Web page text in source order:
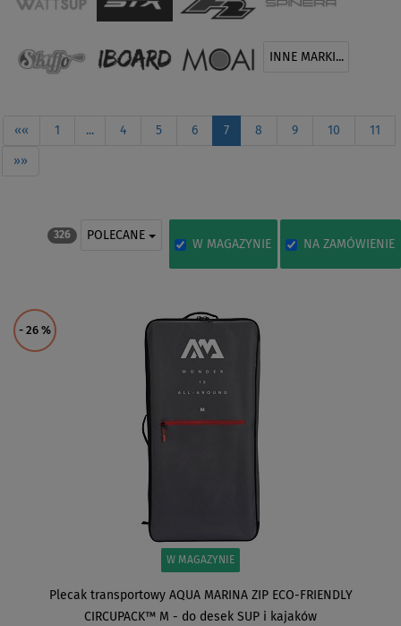
INNE MARKI...
«« 1 ... 4 5 6 7 8 9 10 11
»»
326 POLECANE
W MAGAZYNIE NA ZAMÓWIENIE
- 26 %
W MAGAZYNIE
Plecak transportowy AQUA MARINA ZIP ECO-FRIENDLY
CIRCUPACK™ M - do desek SUP i kajaków